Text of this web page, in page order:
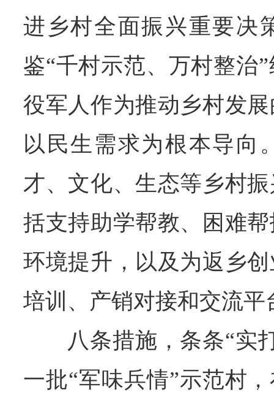
进乡村全面振兴重要决
鉴“千村示范、万村整治
役军人作为推动乡村发
以民生需求为根本导向
才、文化、生态等乡村
括支持助学帮教、困难
环境提升，以及为返乡
培训、产销对接和交流平
八条措施，条条“实
一批“军味兵情”示范村